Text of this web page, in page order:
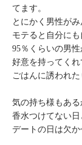
てます。
とにかく男性が
モテると自分にも
95％くらいの男性
好意を持ってくれ
ごはんに誘われた
気の持ち様もあ
香水つけてない
デートの日は欠か